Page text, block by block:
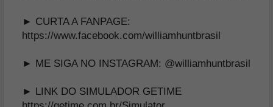
► CURTA A FANPAGE:
https://www.facebook.com/williamhuntbrasil
► ME SIGA NO INSTAGRAM: @williamhuntbrasil
► LINK DO SIMULADOR GETIME